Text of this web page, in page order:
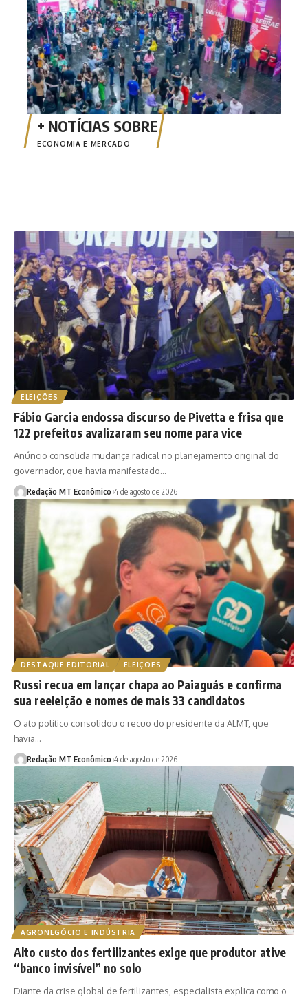
ECONOMIA E MERCADO
ELEIÇÕES
Fábio Garcia endossa discurso de Pivetta e frisa que
122 prefeitos avalizaram seu nome para vice
Anúncio consolida mudança radical no planejamento original do
governador, que havia manifestado…
Redação MT Econômico 4 de agosto de 2026
DESTAQUE EDITORIAL ELEIÇÕES
Russi recua em lançar chapa ao Paiaguás e confirma
sua reeleição e nomes de mais 33 candidatos
O ato político consolidou o recuo do presidente da ALMT, que
havia…
Redação MT Econômico 4 de agosto de 2026
AGRONEGÓCIO E INDÚSTRIA
Alto custo dos fertilizantes exige que produtor ative
“banco invisível” no solo
Diante da crise global de fertilizantes, especialista explica como o